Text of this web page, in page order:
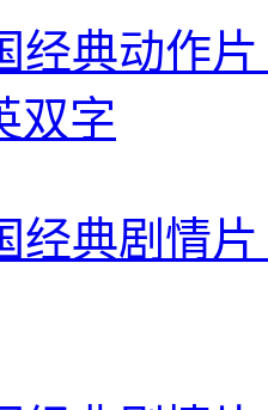
经典动作
双字
经典剧情